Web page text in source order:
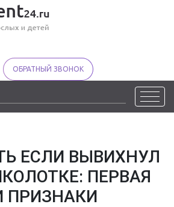
ОБРАТНЫЙ ЗВОНОК
ЕСЛИ ВЫВИХНУЛ
ПЕРВАЯ